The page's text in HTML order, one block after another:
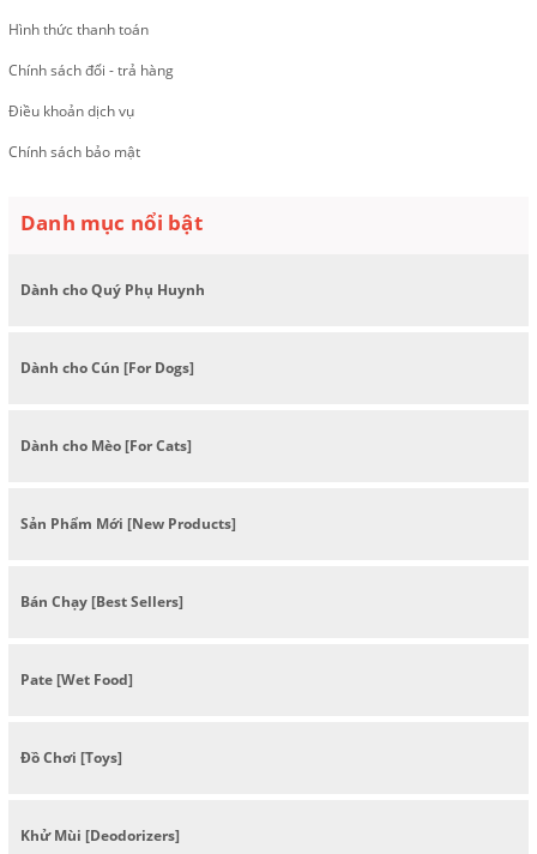
Hình thức thanh toán
Chính sách đổi - trả hàng
Điều khoản dịch vụ
Chính sách bảo mật
Danh mục nổi bật
Dành cho Quý Phụ Huynh
Dành cho Cún [For Dogs]
Dành cho Mèo [For Cats]
Sản Phẩm Mới [New Products]
Bán Chạy [Best Sellers]
Pate [Wet Food]
Đồ Chơi [Toys]
Khử Mùi [Deodorizers]